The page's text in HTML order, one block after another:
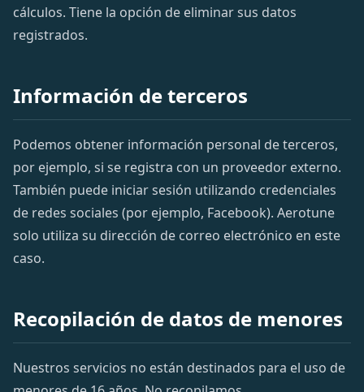
cálculos. Tiene la opción de eliminar sus datos
registrados.
Información de terceros
Podemos obtener información personal de terceros,
por ejemplo, si se registra con un proveedor externo.
También puede iniciar sesión utilizando credenciales
de redes sociales (por ejemplo, Facebook). Aerotune
solo utiliza su dirección de correo electrónico en este
caso.
Recopilación de datos de menores
Nuestros servicios no están destinados para el uso de